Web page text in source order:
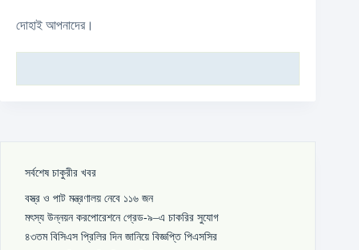
দোহাই আপনাদের।
সর্বশেষ চাকুরীর খবর
বস্ত্র ও পাট মন্ত্রণালয় নেবে ১১৬ জন
মৎস্য উন্নয়ন করপোরেশনে গ্রেড-৯–এ চাকরির সুযোগ
৪৩তম বিসিএস প্রিলির দিন জানিয়ে বিজ্ঞপ্তি পিএসসির